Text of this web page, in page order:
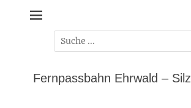
Suche
nach:
Fernpassbahn Ehrwald – Silz